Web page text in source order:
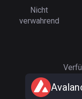
Nicht
verwahrend